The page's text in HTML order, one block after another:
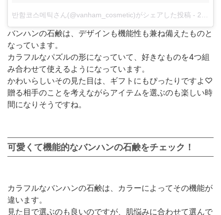
반함코스메틱さん(@vanham_cosmetic)がシェアした投稿 - 2017年12月月28日午前4時40分PST
バンハンの石鹸は、デザインも機能性も兼ね備えたものと
なっています。
カラフルなパズルの形になっていて、好きなものを4つ組
み合わせて使えるようになっています。
かわいらしいその見た目は、ギフトにもぴったりですよ♡
贈る相手のことを考えながらアイテムを選ぶのも楽しい時
間になりそうですね。
可愛くて機能的なバンハンの石鹸をチェック！
カラフルなバンハンの石鹸は、カラーによってその機能が
違います。
見た目で選ぶのも良いのですが、肌悩みに合わせて選んで